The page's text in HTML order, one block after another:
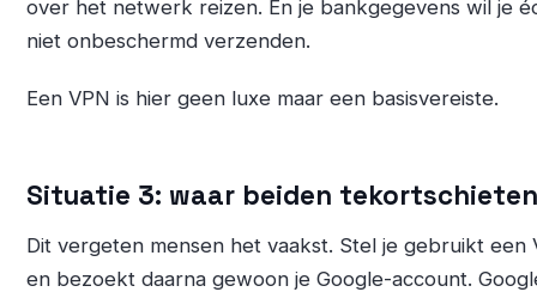
over het netwerk reizen. En je bankgegevens wil je
niet onbeschermd verzenden.
Een VPN is hier geen luxe maar een basisvereiste.
Situatie 3: waar beiden tekortschieten
Dit vergeten mensen het vaakst. Stel je gebruikt een
en bezoekt daarna gewoon je Google-account.